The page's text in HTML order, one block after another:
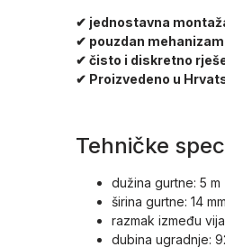
✔ jednostavna
✔ pouzdan
✔ čisto i diskretno
✔ Proizvedeno u
Tehničke
dužina gurtne: 5 m
širina gurtne: 14 mm
razmak između
dubina ugradnje: